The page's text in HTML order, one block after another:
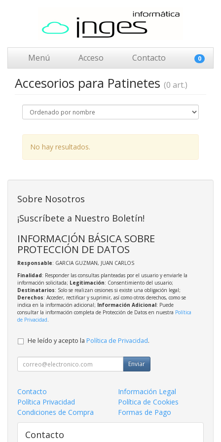
Menú Acceso Contacto 0
Accesorios para Patinetes (0 art.)
No hay resultados.
Sobre Nosotros
¡Suscríbete a Nuestro Boletín!
INFORMACIÓN BÁSICA SOBRE
PROTECCIÓN DE DATOS
Responsable: GARCIA GUZMAN, JUAN CARLOS
Finalidad: Responder las consultas planteadas por el usuario y enviarle la
información solicitada; Legitimación: Consentimiento del usuario;
Destinatarios: Solo se realizan cesiones si existe una obligación legal;
Derechos: Acceder, rectificar y suprimir, así como otros derechos, como se
indica en la información adicional; Información Adicional: Puede
consultar la información completa de Protección de Datos en nuestra Política
de Privacidad.
He leído y acepto la Política de Privacidad.
Enviar
Contacto
Información Legal
Política Privacidad
Política de Cookies
Condiciones de Compra
Formas de Pago
Contacto